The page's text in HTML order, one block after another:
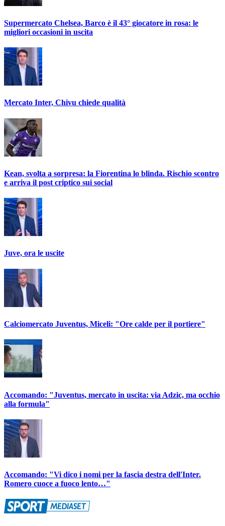
Supermercato Chelsea, Barco è il 43° giocatore in rosa: le
migliori occasioni in uscita
Mercato Inter, Chivu chiede qualità
Kean, svolta a sorpresa: la Fiorentina lo blinda. Rischio scontro
e arriva il post criptico sui social
Juve, ora le uscite
Calciomercato Juventus, Miceli: "Ore calde per il portiere"
Accomando: "Juventus, mercato in uscita: via Adzic, ma occhio
alla formula"
Accomando: "Vi dico i nomi per la fascia destra dell'Inter.
Romero cuoce a fuoco lento…"